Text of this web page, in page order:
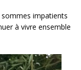
impatients
à vivre ensemble